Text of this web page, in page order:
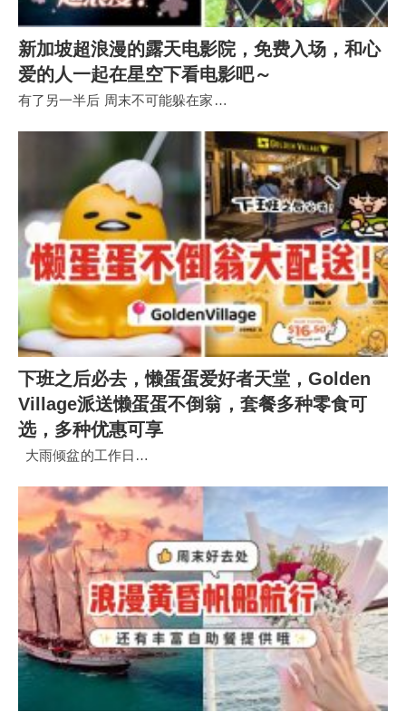
新加坡超浪漫的露天电影院，免费入场，和心
爱的人一起在星空下看电影吧～
有了另一半后 周末不可能躲在家…
下班之后必去，懒蛋蛋爱好者天堂，Golden
Village派送懒蛋蛋不倒翁，套餐多种零食可
选，多种优惠可享
大雨倾盆的工作日…